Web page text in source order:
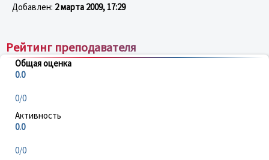
Добавлен: 2 марта 2009, 17:29
Рейтинг преподавателя
Общая оценка
0.0
0/0
Активность
0.0
0/0